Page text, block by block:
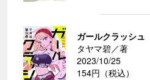
ガールクラッシ
タヤマ碧／著
2023/10/25
154円（税込）